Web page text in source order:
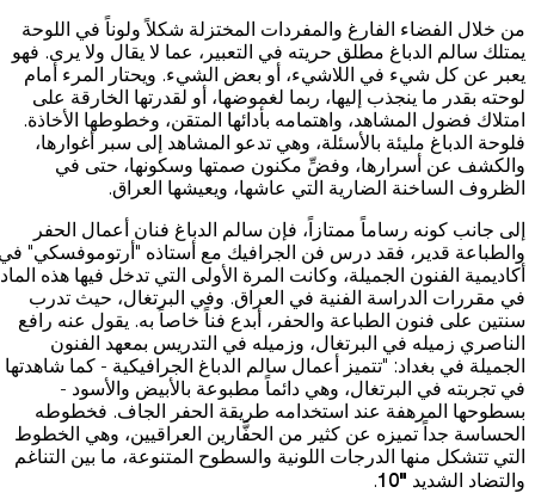
من خلال الفضاء الفارغ والمفردات المختزلة شكلاً ولوناً في اللوحة
يمتلك سالم الدباغ مطلق حريته في التعبير، عما لا يقال ولا يرى. فهو
يعبر عن كل شيء في اللاشيء، أو بعض الشيء. ويحتار المرء أمام
لوحته بقدر ما ينجذب إليها، ربما لغموضها، أو لقدرتها الخارقة على
امتلاك فضول المشاهد، واهتمامه بأدائها المتقن، وخطوطها الأخاذة.
فلوحة الدباغ مليئة بالأسئلة، وهي تدعو المشاهد إلى سبر أغوارها،
والكشف عن أسرارها، وفضِّ مكنون صمتها وسكونها، حتى في
الظروف الساخنة الضارية التي عاشها، ويعيشها العراق.
إلى جانب كونه رساماً ممتازاً، فإن سالم الدباغ فنان أعمال الحفر
والطباعة قدير، فقد درس فن الجرافيك مع أستاذه "أرتوموفسكي"
أكاديمية الفنون الجميلة، وكانت المرة الأولى التي تدخل فيها هذه
في مقررات الدراسة الفنية في العراق. وفي البرتغال، حيث تدرب
سنتين على فنون الطباعة والحفر، أبدع فناً خاصاً به. يقول عنه رافع
الناصري زميله في البرتغال، وزميله في التدريس بمعهد الفنون
الجميلة في بغداد: "تتميز أعمال سالم الدباغ الجرافيكية - كما شاهدتها
في تجربته في البرتغال، وهي دائماً مطبوعة بالأبيض والأسود -
بسطوحها المرهفة عند استخدامه طريقة الحفر الجاف. فخطوطه
الحساسة جداً تميزه عن كثير من الحفَّارين العراقيين، وهي الخطوط
التي تتشكل منها الدرجات اللونية والسطوح المتنوعة، ما بين التناغم
والتضاد الشديد "10
.